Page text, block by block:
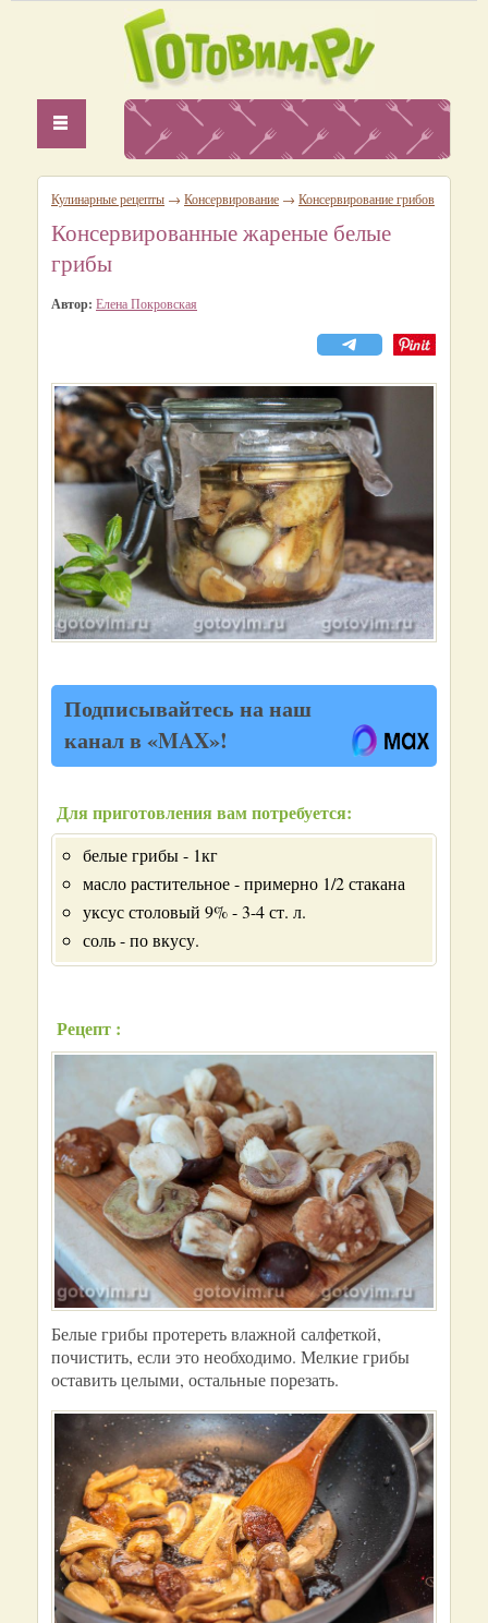
Кулинарные рецепты → Консервирование → Консервирование грибов
Консервированные жареные белые
грибы
Автор: Елена Покровская
Подписывайтесь на наш
канал в «MAX»!
Для приготовления вам потребуется:
белые грибы - 1кг
масло растительное - примерно 1/2 стакана
уксус столовый 9% - 3-4 ст. л.
соль - по вкусу.
Рецепт :
Белые грибы протереть влажной салфеткой,
почистить, если это необходимо. Мелкие грибы
оставить целыми, остальные порезать.